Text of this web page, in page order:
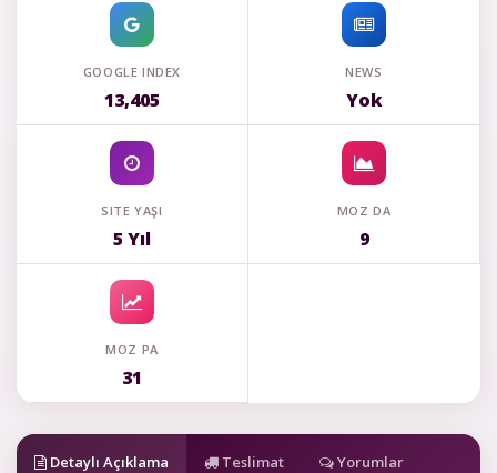
GOOGLE INDEX
13,405
NEWS
Yok
SITE YAŞI
5 Yıl
MOZ DA
9
MOZ PA
31
Detaylı Açıklama Teslimat Yorumlar